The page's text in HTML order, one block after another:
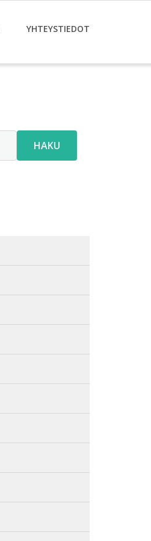
YHTEYSTIEDOT
HAKU